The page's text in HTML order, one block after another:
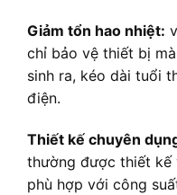
Giảm tổn hao nhiệt:
chỉ bảo vệ thiết bị
sinh ra, kéo dài tuổi
điện.
Thiết kế chuyên
thường được thiết kế
phù hợp với công